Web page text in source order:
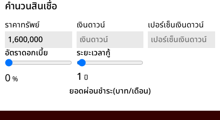
คำนวนสินเชื่อ
ราคาทรัพย์ เงินดาวน์ เปอร์เซ็นเงินดาวน์
อัตราดอกเบี้ย
0%
ระยะเวลากู้
1 ปี
ยอดผ่อนชำระ(บาท/เดือน)